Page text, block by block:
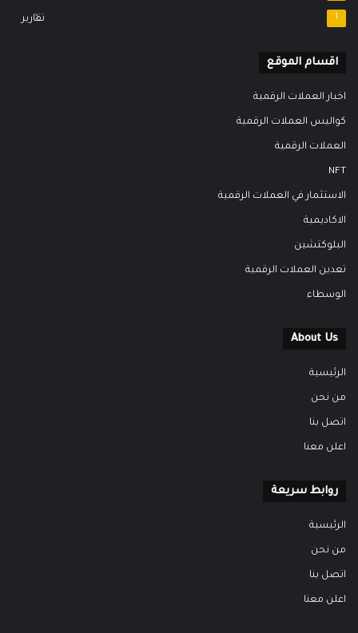
تقارير 1
اقسام الموقع
اخبار العملات الرقمية
كواليس العملات الرقمية
العملات الرقمية
NFT
الاستثمار في العملات الرقمية
الاكاديمية
البلوكتشين
تعدين العملات الرقمية
الوسطاء
About Us
الرئيسية
من نحن
اتصل بنا
اعلن معنا
روابط سريعة
الرئيسية
من نحن
اتصل بنا
اعلن معنا